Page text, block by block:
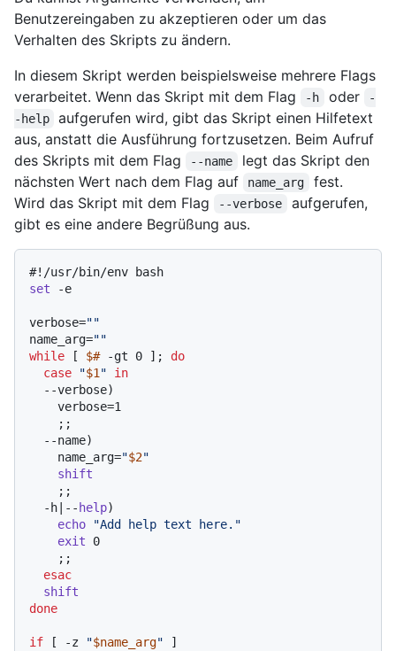
Benutzereingaben zu akzeptieren oder um das
Verhalten des Skripts zu ändern.
In diesem Skript werden beispielsweise mehrere Flags
verarbeitet. Wenn das Skript mit dem Flag
-h oder
-
-help
aufgerufen wird, gibt das Skript einen Hilfetext
aus, anstatt die Ausführung fortzusetzen. Beim Aufruf
des Skripts mit dem Flag
--name
legt das Skript den
nächsten Wert nach dem Flag auf
name_arg
fest.
Wird das Skript mit dem Flag
--verbose
aufgerufen,
gibt es eine andere Begrüßung aus.
#!/usr/bin/env bash
set -e
verbose=""
name_arg=""
while [ $# -gt 0 ]; do
case
"$1 "
in
    name_arg=
"$2"
shift
  -h|--
help)
echo
"Add help text here."
exit 0
esac
shift
done
if [ -z "$name_arg"